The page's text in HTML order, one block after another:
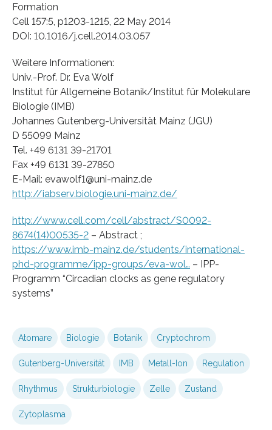
Formation
Cell 157:5, p1203-1215, 22 May 2014
DOI: 10.1016/j.cell.2014.03.057
Weitere Informationen:
Univ.-Prof. Dr. Eva Wolf
Institut für Allgemeine Botanik/Institut für Molekulare
Biologie (IMB)
Johannes Gutenberg-Universität Mainz (JGU)
D 55099 Mainz
Tel. +49 6131 39-21701
Fax +49 6131 39-27850
E-Mail: evawolf1@uni-mainz.de
http://iabserv.biologie.uni-mainz.de/
http://www.cell.com/cell/abstract/S0092-
8674(14)00535-2 – Abstract ;
https://www.imb-mainz.de/students/international-
phd-programme/ipp-groups/eva-wol… – IPP-
Programm “Circadian clocks as gene regulatory
systems”
Atomare Biologie Botanik Cryptochrom
Gutenberg-Universität IMB Metall-Ion Regulation
Rhythmus Strukturbiologie Zelle Zustand
Zytoplasma